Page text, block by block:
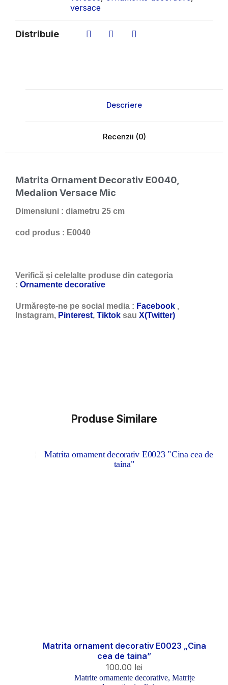
versace
Distribuie
Descriere
Recenzii (0)
Matrita Ornament Decorativ E0040
Medalion Versace Mic
Dimensiuni : diametru 25 cm
cod produs : E0040
Verifică și celelalte produse din categoria
: Ornamente decorative
Urmărește-ne pe social media : Facebook ,
Instagram, Pinterest, Tiktok sau X(Twitter)
Produse Similare
Matrita ornament decorativ E0023 „Cina
cea de taina”
100.00 lei
Matrite ornamente decorative, Matrițe